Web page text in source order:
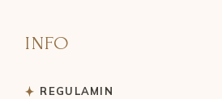
INFO
REGULAMIN